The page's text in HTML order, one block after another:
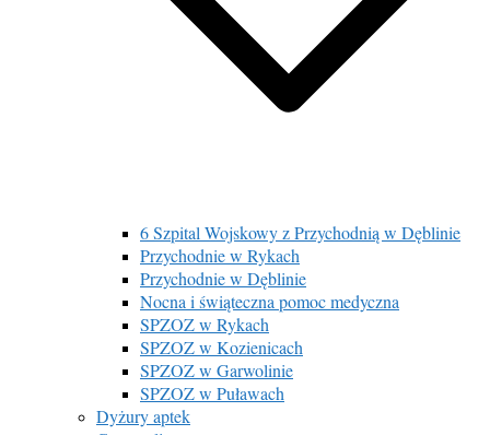
6 Szpital Wojskowy z Przychodnią w Dęblinie
Przychodnie w Rykach
Przychodnie w Dęblinie
Nocna i świąteczna pomoc medyczna
SPZOZ w Rykach
SPZOZ w Kozienicach
SPZOZ w Garwolinie
SPZOZ w Puławach
Dyżury aptek